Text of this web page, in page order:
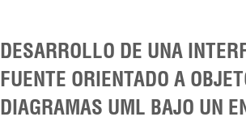
DESARROLLO DE UNA
FUENTE ORIENTADO A
DIAGRAMAS UML BAJO UN